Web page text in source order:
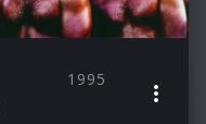
1995